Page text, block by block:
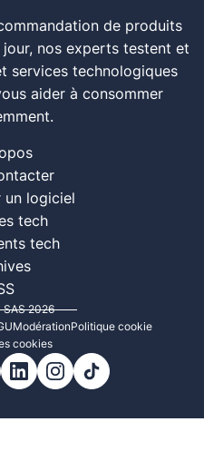
de produits
jour, nos experts testent et
services technologiques
aider à consommer
un logiciel
tech
tech
2026
ModérationPolitique cookie
cookies